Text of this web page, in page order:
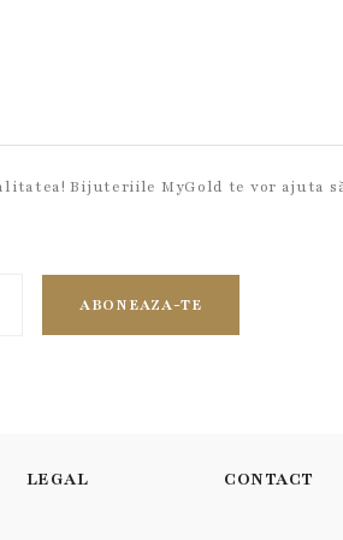
Bijuteriile MyGold te vor ajuta
ABONEAZA-TE
LEGAL CONTACT